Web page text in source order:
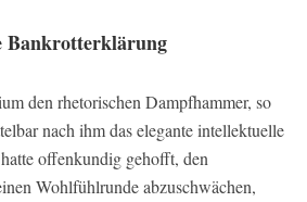
Bankrotterklärung
den rhetorischen Dampfhammer, so
nach ihm das elegante intellektuelle
offenkundig gehofft, den
Wohlfühlrunde abzuschwächen,